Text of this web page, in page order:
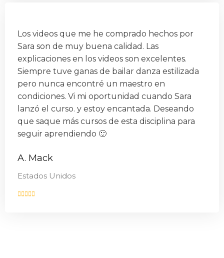
Los videos que me he comprado hechos por
Sara son de muy buena calidad. Las
explicaciones en los videos son excelentes.
Siempre tuve ganas de bailar danza estilizada
pero nunca encontré un maestro en
condiciones. Vi mi oportunidad cuando Sara
lanzó el curso. y estoy encantada. Deseando
que saque más cursos de esta disciplina para
seguir aprendiendo 🙂
A. Mack
Estados Unidos